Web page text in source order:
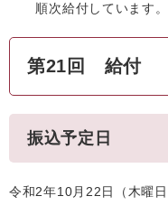
順次給付しています。
第21回 給付
振込予定日
令和2年10月22日（木曜